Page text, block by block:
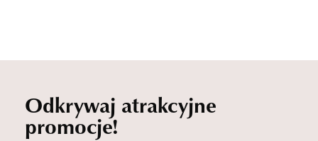
Odkrywaj atrakcyjne
promocje!